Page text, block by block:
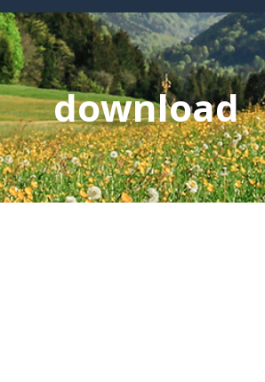
download